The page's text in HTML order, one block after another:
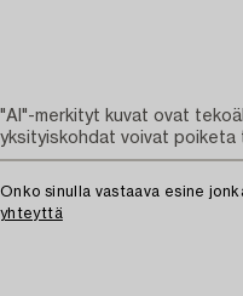
Onko sinulla vastaava esine
yhteyttä
"AI"-merkityt kuvat ovat
yksityiskohdat voivat